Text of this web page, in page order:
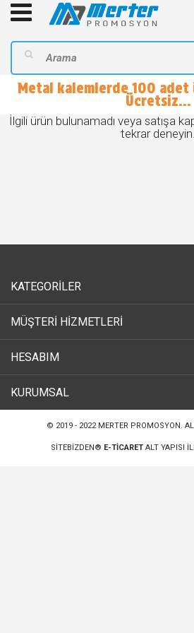
Metal kalemlerde 100 adet
Ücretsiz...
İlgili ürün bulunamadı veya satışa
tekrar deneyin.
KATEGORİLER
MÜŞTERİ HİZMETLERİ
HESABIM
KURUMSAL
© 2019 - 2022 MERTER PROMOSYON.
SITEBIZDEN® E-TICARET ALT YAPISI